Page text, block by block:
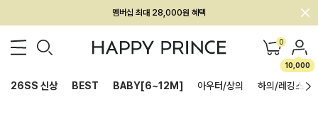
멤버십 최대 28,000원 혜택
0
10,000
26SS 신상 BEST BABY[6~12M] 아우터/상의 하의/레깅스